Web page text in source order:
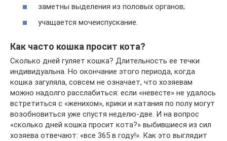
заметны выделения из половых органов;
учащается мочеиспускание.
Как часто кошка просит кота?
Сколько дней гуляет кошка? Длительность ее течки
индивидуальна. Но окончание этого периода, когда
кошка загуляла, совсем не означает, что хозяевам
можно надолго расслабиться: если «невесте» не удалось
встретиться с «женихом», крики и катания по полу могут
возобновиться уже спустя неделю-две. И на вопрос
«сколько дней кошка просит кота?» выбившиеся из сил
хозяева отвечают: «все 365 в году!». Как это выглядит